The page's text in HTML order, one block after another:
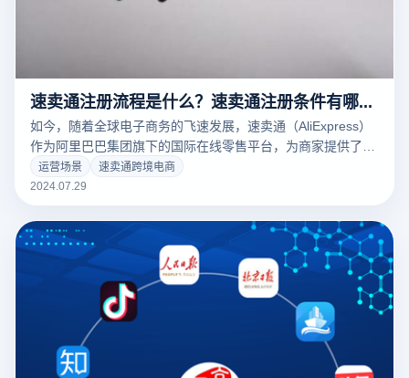
速卖通注册流程是什么？速卖通注册条件有哪些？
如今，随着全球电子商务的飞速发展，速卖通（AliExpress）
作为阿里巴巴集团旗下的国际在线零售平台，为商家提供了开
拓全球市场的极佳机会。如果您计划在速卖通上开设店铺并开
始销售商品，了解并掌握注册流程及条件是首要步骤。本文将
利完成注册，开启全球销售的新征程。
运营场景
速卖通跨境电商
2024.07.29